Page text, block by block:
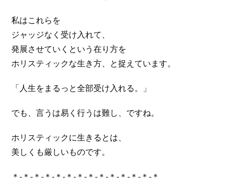
私はこれらを
ジャッジなく受け入れて、
発展させていくという在り方を
ホリスティックな生き方、と捉えています。
「人生をまるっと全部受け入れる。」
でも、言うは易く行うは難し、ですね。
ホリスティックに生きるとは、
美しくも厳しいものです。
＊-＊-＊-＊-＊-＊-＊-＊-＊-＊-＊-＊-＊-＊